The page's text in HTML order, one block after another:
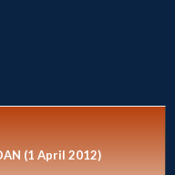
(1 April 2012)